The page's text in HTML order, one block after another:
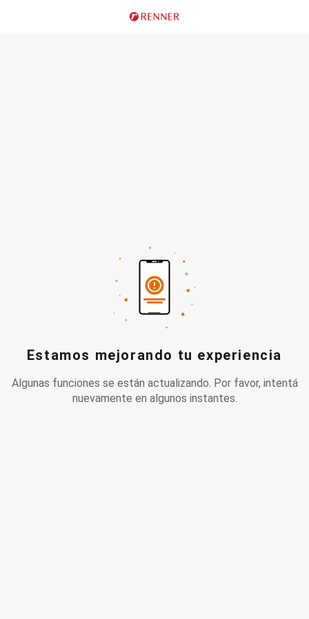
Estamos mejorando tu experiencia
Algunas funciones se están actualizando. Por favor, intentá
nuevamente en algunos instantes.